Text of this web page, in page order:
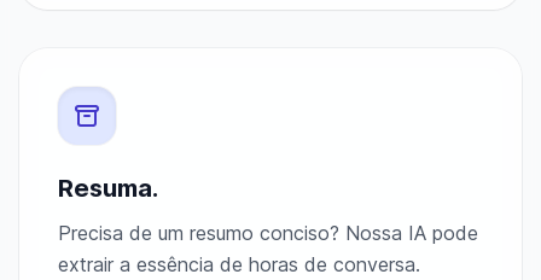
Resuma.
Precisa de um resumo conciso? Nossa IA pode
extrair a essência de horas de conversa.